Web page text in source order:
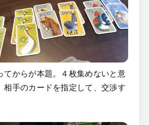
てからが本題。４枚集めないと意
相手のカードを指定して、交渉す